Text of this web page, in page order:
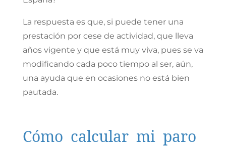
La respuesta es que, si puede tener una
prestación por cese de actividad, que lleva
años vigente y que está muy viva, pues se va
modificando cada poco tiempo al ser, aún,
una ayuda que en ocasiones no está bien
pautada.
Cómo calcular mi paro